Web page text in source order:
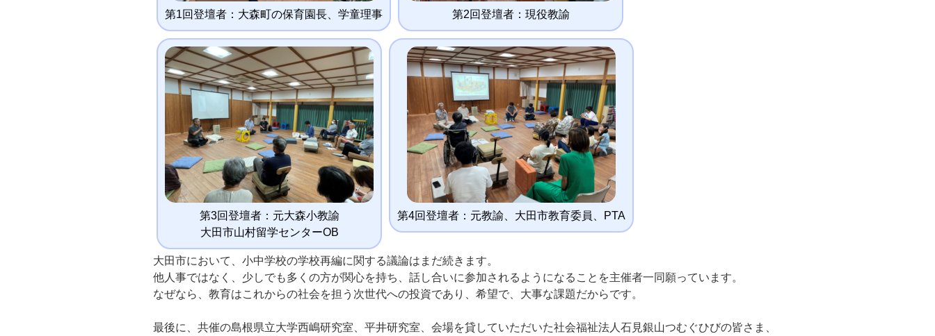
第1回登壇者：大森町の保育園長、学童理事 第2回登壇者：現役教諭
第3回登壇者：元大森小教諭
大田市山村留学センターOB
第4回登壇者：元教諭、大田市教育委員、PTA
大田市において、小中学校の学校再編に関する議論はまだ続きます。
他人事ではなく、少しでも多くの方が関心を持ち、話し合いに参加されるようになることを主催者一同願っています。
なぜなら、教育はこれからの社会を担う次世代への投資であり、希望で、大事な課題だからです。
最後に、共催の島根県立大学西嶋研究室、平井研究室、会場を貸していただいた社会福祉法人石見銀山つむぐひびの皆さま、